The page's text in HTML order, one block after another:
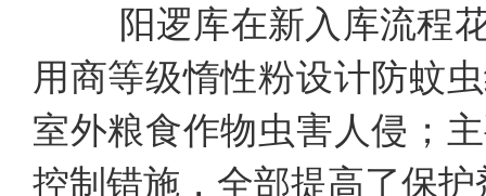
阳逻库在新入库流程
用商等级惰性粉设计防蚊
室外粮食作物虫害人侵；
控制错施，全部提高了保